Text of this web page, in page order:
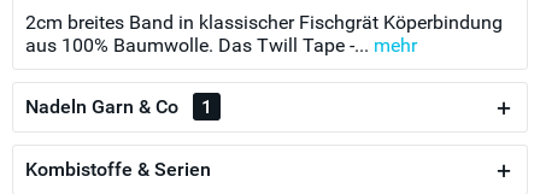
2cm breites Band in klassischer Fischgrät Köperbindung
aus 100% Baumwolle. Das Twill Tape -... mehr
Nadeln Garn & Co 1
Kombistoffe & Serien